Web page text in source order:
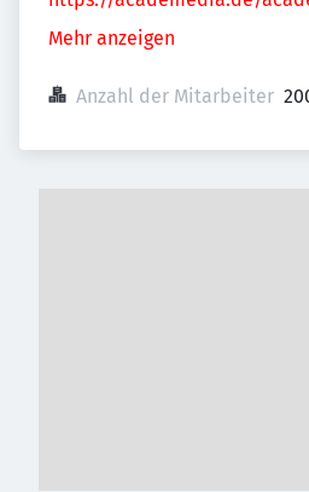
Mehr anzeigen
Anzahl der Mitarbeiter